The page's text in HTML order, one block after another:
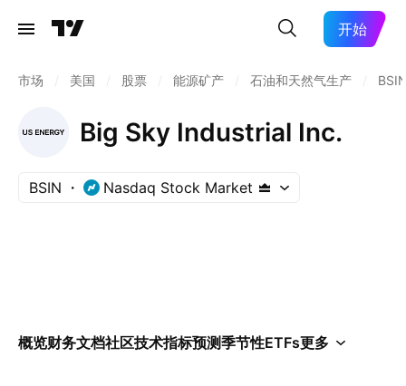
开始
市场 美国 股票 能源矿产 石油和天然气生产
Big Sky Industrial Inc.
BSIN Nasdaq Stock Market
概览财务文档社区技术指标预测季节性ETFs更多